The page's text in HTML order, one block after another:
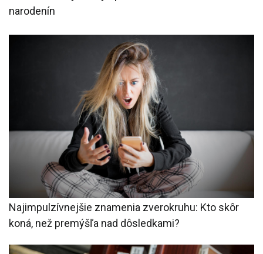
narodenín
Najimpulzívnejšie znamenia zverokruhu: Kto skôr
koná, než premýšľa nad dôsledkami?